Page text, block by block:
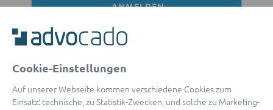
ANMELDEN
Mit Apple anmelden
Cookie-Einstellungen
Auf unserer Webseite kommen verschiedene Cookies zum
Einsatz: technische, zu Statistik-Zwecken, und solche zu Marketing-